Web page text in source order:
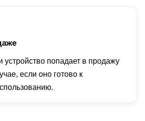
устройство попадает в продажу
если оно готово к